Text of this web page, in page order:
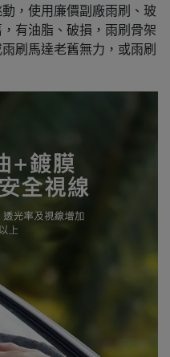
，使用廉價副廠雨刷、玻
有油脂、破損，雨刷骨架
刷馬達老舊無力，或雨刷